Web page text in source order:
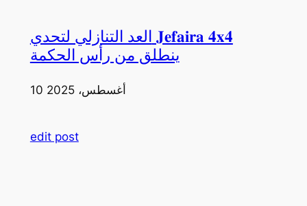
العد التنازلي لتحدي 𝐉𝐞𝐟𝐚𝐢𝐫𝐚 𝟒𝐱𝟒
ينطلق من رأس الحكمة
10 أغسطس، 2025
edit post